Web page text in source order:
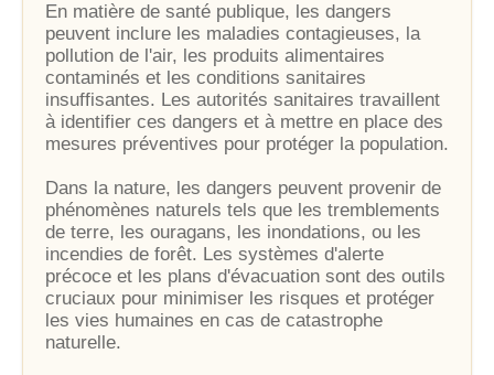
En matière de santé publique, les dangers
peuvent inclure les maladies contagieuses, la
pollution de l'air, les produits alimentaires
contaminés et les conditions sanitaires
insuffisantes. Les autorités sanitaires travaillent
à identifier ces dangers et à mettre en place des
mesures préventives pour protéger la population.
Dans la nature, les dangers peuvent provenir de
phénomènes naturels tels que les tremblements
de terre, les ouragans, les inondations, ou les
incendies de forêt. Les systèmes d'alerte
précoce et les plans d'évacuation sont des outils
cruciaux pour minimiser les risques et protéger
les vies humaines en cas de catastrophe
naturelle.